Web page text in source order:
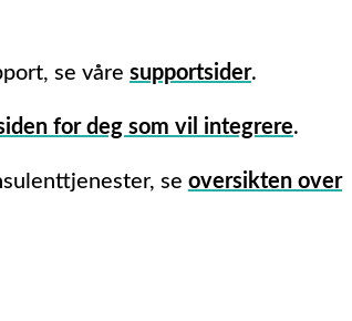
se våre supportsider.
for deg som vil integrere.
se oversikten over